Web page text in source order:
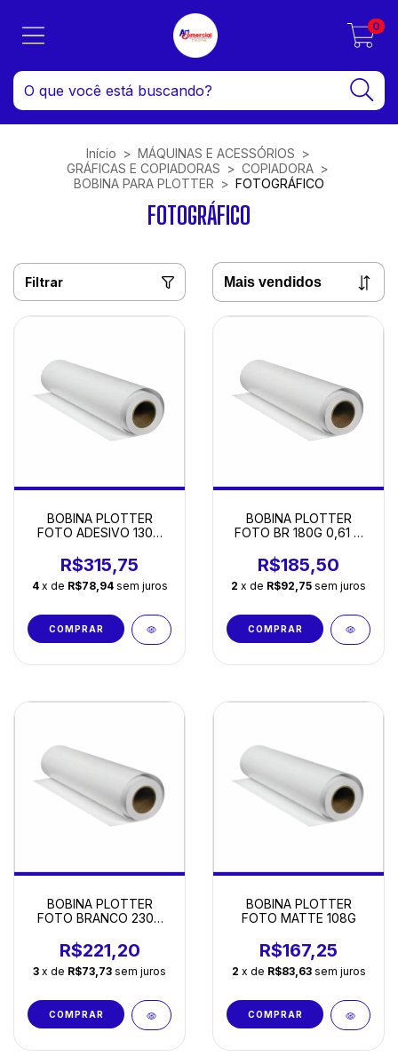
0
Início > MÁQUINAS E ACESSÓRIOS >
GRÁFICAS E COPIADORAS > COPIADORA >
BOBINA PARA PLOTTER > FOTOGRÁFICO
FOTOGRÁFICO
Filtrar
BOBINA PLOTTER
FOTO ADESIVO 130G
R$315,75
4 x de R$78,94 sem juros
BOBINA PLOTTER
FOTO BR 180G 0,61 X
R$185,50
2 x de R$92,75 sem juros
BOBINA PLOTTER
FOTO BRANCO 230G
R$221,20
3 x de R$73,73 sem juros
BOBINA PLOTTER
FOTO MATTE 108G
R$167,25
2 x de R$83,63 sem juros